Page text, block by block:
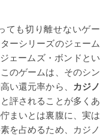
ても切り離せないゲー
ーシリーズのジェーム
ェームズ・ボンドとい
のゲームは、そのシン
い還元率から、 カジノ
と評されることが多くあ
まいとは裏腹に、実は
を占めるため、カジノ